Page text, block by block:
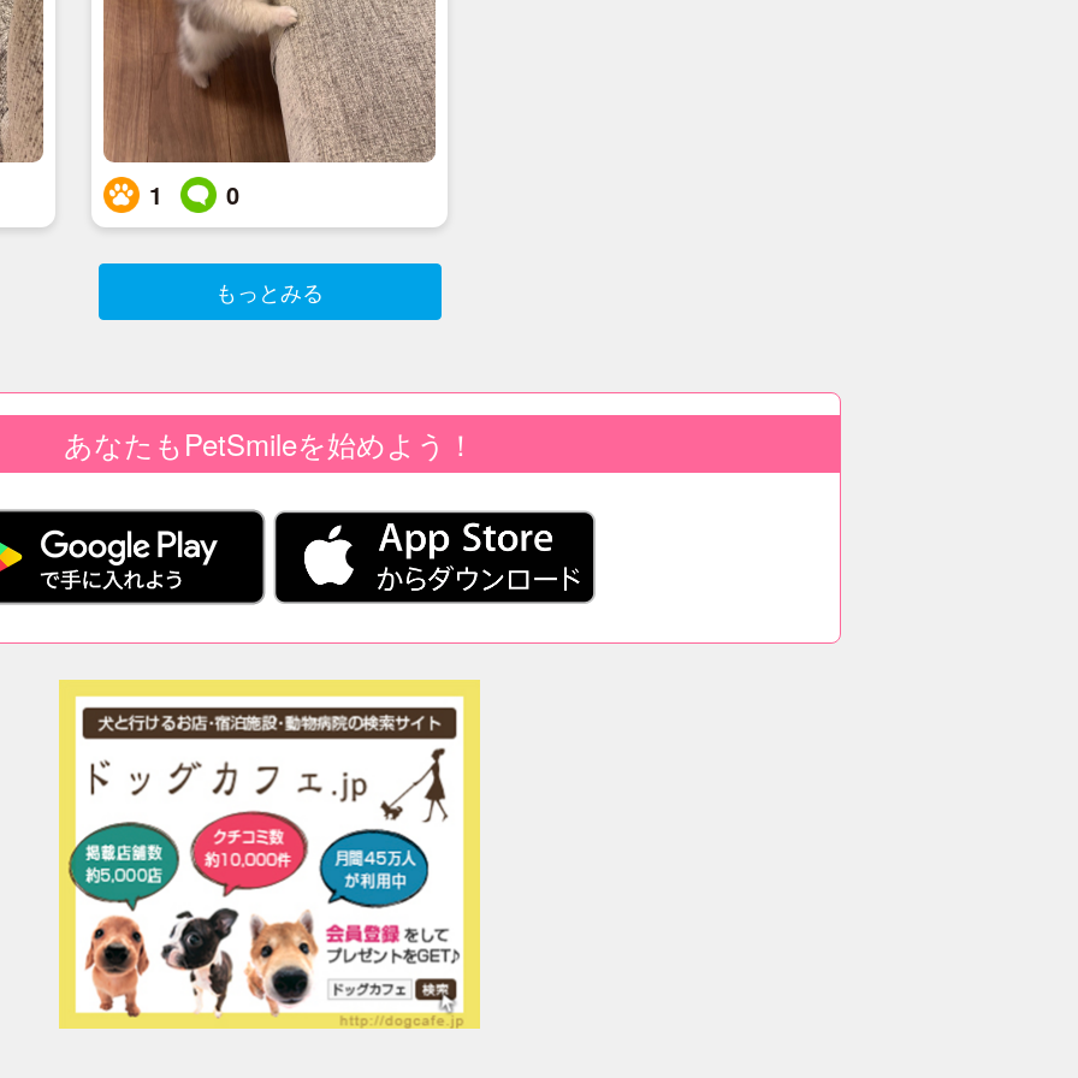
1 0
もっとみる
あなたもPetSmileを始めよう！